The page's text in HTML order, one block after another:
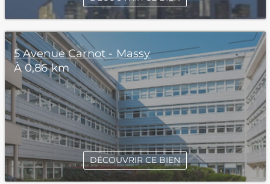
5 Avenue Carnot - Massy
À 0,86 km
DÉCOUVRIR CE BIEN